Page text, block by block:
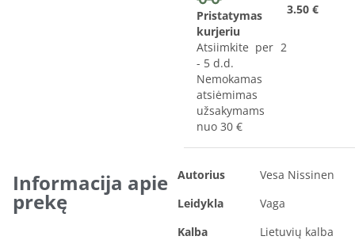
Pristatymas
kurjeriu
Atsiimkite per 2
- 5 d.d.
Nemokamas
atsiėmimas
užsakymams
nuo 30 €
3.50 €
Informacija apie
prekę
Autorius
Vesa Nissinen
Leidykla
Vaga
Kalba
Lietuvių kalba